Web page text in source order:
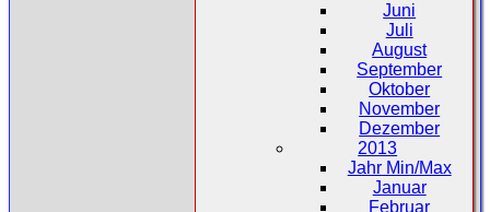
Juni
Juli
August
September
Oktober
November
Dezember
2013
Jahr Min/Max
Januar
Februar